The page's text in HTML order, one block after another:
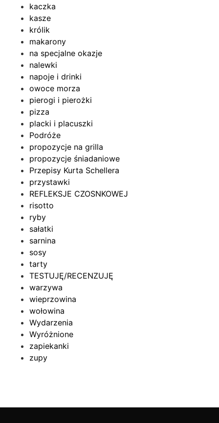
kaczka
kasze
królik
makarony
na specjalne okazje
nalewki
napoje i drinki
owoce morza
pierogi i pierożki
pizza
placki i placuszki
Podróże
propozycje na grilla
propozycje śniadaniowe
Przepisy Kurta Schellera
przystawki
REFLEKSJE CZOSNKOWEJ
risotto
ryby
sałatki
sarnina
sosy
tarty
TESTUJĘ/RECENZUJĘ
warzywa
wieprzowina
wołowina
Wydarzenia
Wyróżnione
zapiekanki
zupy